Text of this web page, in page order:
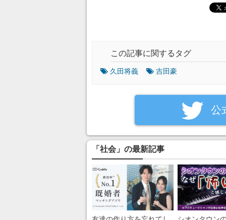
この記事に関するタグ
久田将義 吉田豪
公
「社会」の最新記事